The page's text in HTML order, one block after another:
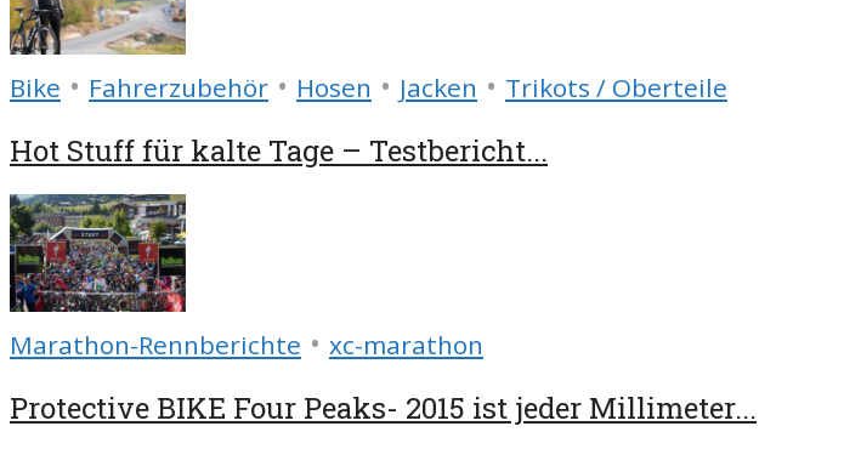
Bike • Fahrerzubehör • Hosen • Jacken • Trikots / Oberteile
Hot Stuff für kalte Tage – Testbericht...
Marathon-Rennberichte • xc-marathon
Protective BIKE Four Peaks- 2015 ist jeder Millimeter...